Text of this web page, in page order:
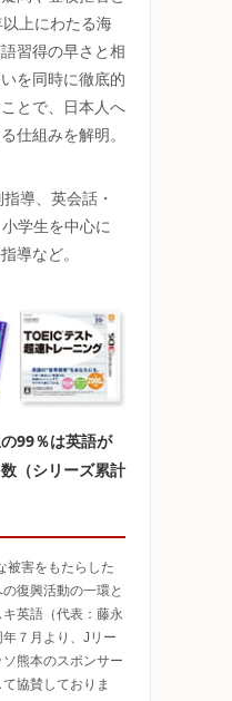
上にわたる海
習得の早さと相
を同時に徹底的
とで、日本人へ
仕組みを解明。
導、英会話・
学生を中心に
導など。
99％は英語が
（シリーズ累計
被害をもたらした
の復興活動の一環と
英語（代表：藤永
７月より、Jリー
熊本のスポンサー
協賛しておりま